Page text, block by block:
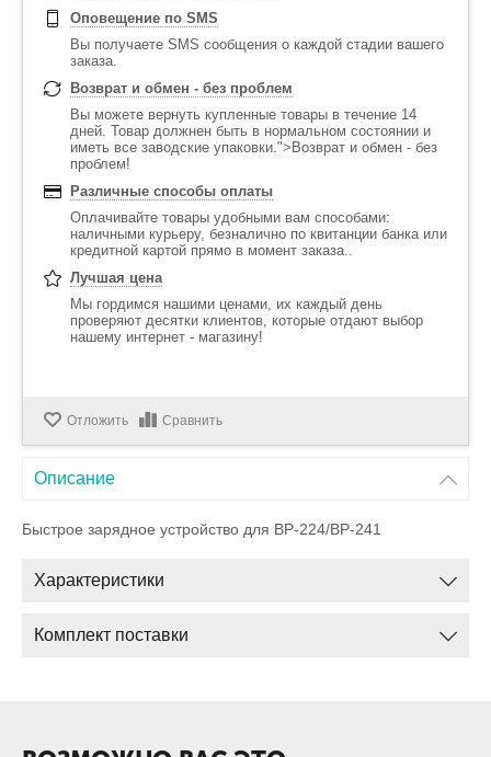
Оповещение по SMS
Вы получаете SMS сообщения о каждой стадии вашего
заказа.
Возврат и обмен - без проблем
Вы можете вернуть купленные товары в течение 14
дней. Товар должнен быть в нормальном состоянии и
иметь все заводские упаковки.">Возврат и обмен - без
проблем!
Различные способы оплаты
Оплачивайте товары удобными вам способами:
наличными курьеру, безналично по квитанции банка или
кредитной картой прямо в момент заказа..
Лучшая цена
Мы гордимся нашими ценами, их каждый день
проверяют десятки клиентов, которые отдают выбор
нашему интернет - магазину!
Отложить Сравнить
Описание
Быстрое зарядное устройство для BP-224/BP-241
Характеристики
Комплект поставки